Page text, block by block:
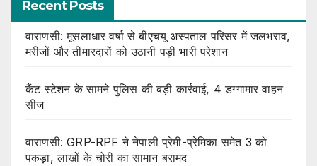
Recent Posts
वाराणसी: मूसलाधार वर्षा से बीएचयू अस्पताल परिसर में जलभराव,
मरीजों और तीमारदारों को उठानी पड़ी भारी परेशान
कैंट स्टेशन के सामने पुलिस की बड़ी कार्रवाई, 4 डग्गामार वाहन
सीज
वाराणसी: GRP-RPF ने नेपाली प्रेमी-प्रेमिका समेत 3 को
पकड़ा, लाखों के चोरी का सामान बरामद